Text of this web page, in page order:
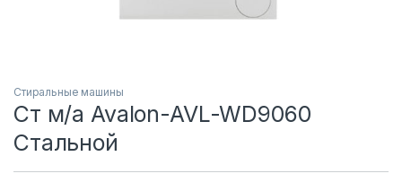
Стиральные машины
Ст м/а Avalon-AVL-WD9060
Стальной